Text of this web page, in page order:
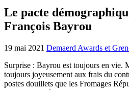
Le pacte
François Bayrou
19 mai 2021 Demaerd Awards et
Surprise : Bayrou est toujours en vie.
toujours joyeusement aux frais du
postes douillets que les Fromages